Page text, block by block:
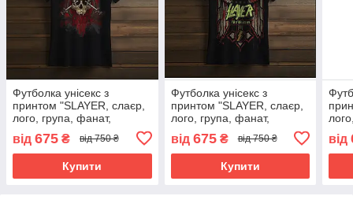
Футболка унісекс з
принтом "SLAYER, слаєр,
лого, група, фанат,
група, гурт, рок,
музиканти, виконавці, ВСІ
від 675 ₴ від 750 ₴
Купити
Футболка унісекс з
принтом "SLAYER, слаєр,
лого, група, фанат,
група, гурт, рок,
музиканти, виконавці,
від 675₴ від 750 ₴
Купити
від